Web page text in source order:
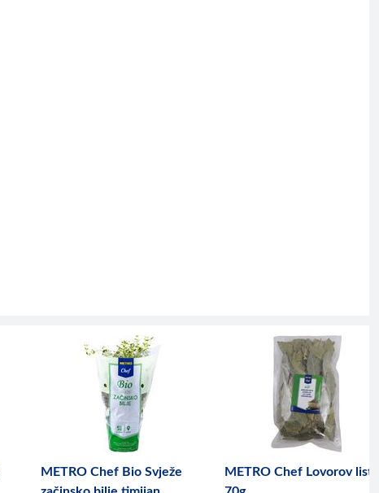
METRO Chef Bio Svježe
METRO Chef Lovorov list